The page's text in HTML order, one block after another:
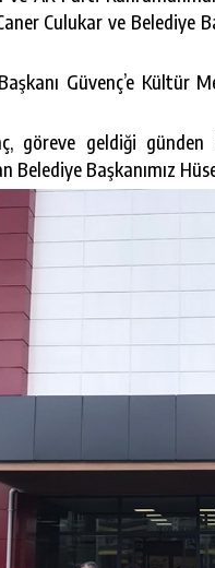
Culukar ve Belediye
Güvenç’e Kültür
göreve geldiği
Belediye Başkanımız
HABER AKIŞI
MARAŞ KAMPINDA